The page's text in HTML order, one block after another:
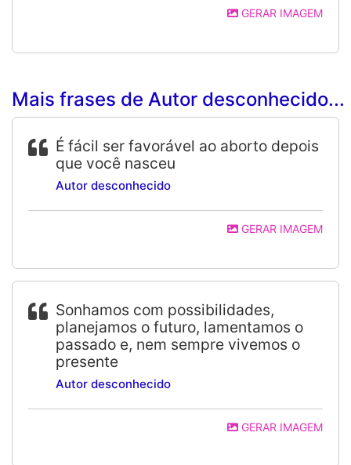
GERAR IMAGEM
Mais frases de Autor desconhecido...
É fácil ser favorável ao aborto depois
que você nasceu
Autor desconhecido
GERAR IMAGEM
Sonhamos com possibilidades,
planejamos o futuro, lamentamos o
passado e, nem sempre vivemos o
presente
Autor desconhecido
GERAR IMAGEM